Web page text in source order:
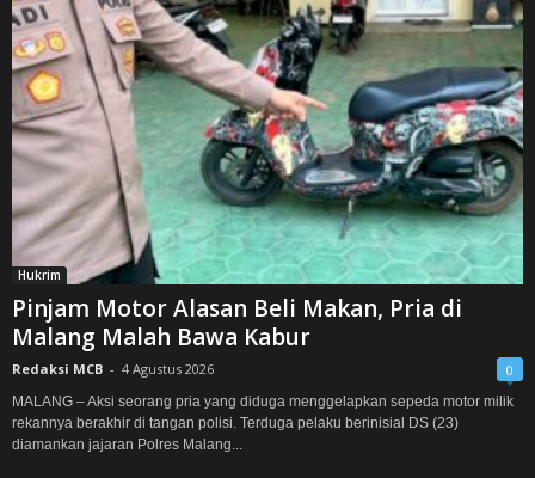
Hukrim
Pinjam Motor Alasan Beli Makan, Pria di
Malang Malah Bawa Kabur
Redaksi MCB - 4 Agustus 2026 0
MALANG – Aksi seorang pria yang diduga menggelapkan sepeda motor milik
rekannya berakhir di tangan polisi. Terduga pelaku berinisial DS (23)
diamankan jajaran Polres Malang...